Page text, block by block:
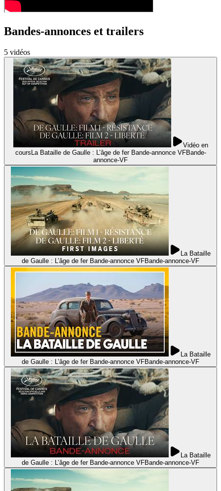
Bandes-annonces et trailers
5 vidéos
Vidéo en
coursLa Bataille de Gaulle : L’âge de fer Bande-annonce VFBande-
annonce-VF
La Bataille
de Gaulle : L’âge de fer Bande-annonce VFBande-annonce-VF
La Bataille
de Gaulle : L’âge de fer Bande-annonce VFBande-annonce-VF
La Bataille
de Gaulle : L’âge de fer Bande-annonce VFBande-annonce-VF